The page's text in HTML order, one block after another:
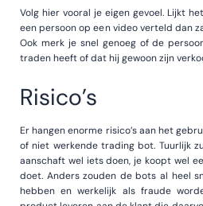
Volg hier vooral je eigen gevoel. Lijkt
een persoon op een video verteld dan
Ook merk je snel genoeg of de
traden heeft of dat hij gewoon zijn
Risico’s
Er hangen enorme risico’s aan het
of niet werkende trading bot. Tuurlijk
aanschaft wel iets doen, je koopt wel
doet. Anders zouden de bots al heel
hebben en werkelijk als fraude